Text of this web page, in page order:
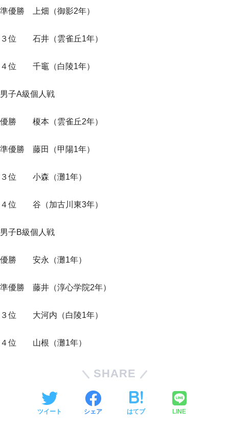
準優勝 上畑（御影2年）
３位 石井（雲雀丘1年）
４位 千竈（白陵1年）
男子A級個人戦
優勝 榎本（雲雀丘2年）
準優勝 藤田（甲陽1年）
３位 小森（灘1年）
４位 谷（加古川東3年）
男子B級個人戦
優勝 安永（灘1年）
準優勝 藤井（淳心学院2年）
３位 大河内（白陵1年）
４位 山根（灘1年）
SHARE
ツイート シェア はてブ LINE